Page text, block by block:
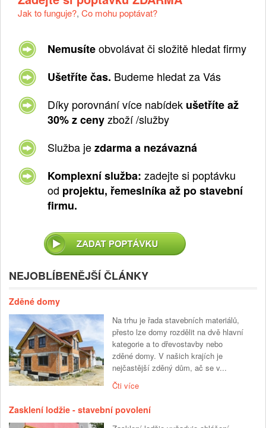
Jak to funguje?, Co mohu poptávat?
Nemusíteobvolávat či složitě hledat firmy
Ušetříte čas. Budeme hledat za Vás
Díky porovnání více nabídek ušetříte až
30% z cenyzboží /služby
Služba jezdarma a nezávazná
Komplexní služba: zadejte si poptávku
od projektu, řemeslníka až po stavební
firmu.
NEJOBLÍBENĚJŠÍ ČLÁNKY
Zděné domy
Na trhu je řada stavebních materiálů,
přesto lze domy rozdělit na dvě hlavní
kategorie a to dřevostavby nebo
zděné domy. V našich krajích je
nejčastější zděný dům, ač se v...
Čti více
Zasklení lodžie - stavební povolení